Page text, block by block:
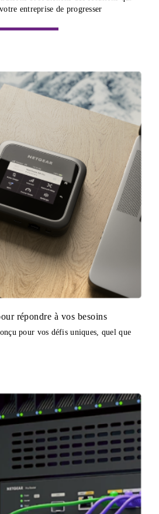
entreprise de progresser
répondre à vos besoins
pour vos défis uniques, quel que